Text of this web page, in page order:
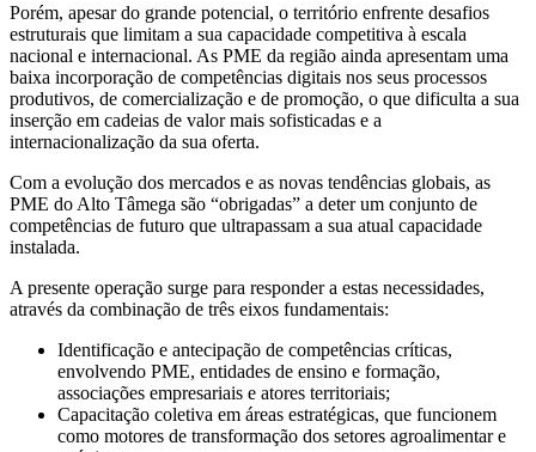
Porém, apesar do grande potencial, o território enfrente desafios
estruturais que limitam a sua capacidade competitiva à escala
nacional e internacional. As PME da região ainda apresentam uma
baixa incorporação de competências digitais nos seus processos
produtivos, de comercialização e de promoção, o que dificulta a sua
inserção em cadeias de valor mais sofisticadas e a
internacionalização da sua oferta.
Com a evolução dos mercados e as novas tendências globais, as
PME do Alto Tâmega são “obrigadas” a deter um conjunto de
competências de futuro que ultrapassam a sua atual capacidade
instalada.
A presente operação surge para responder a estas necessidades,
através da combinação de três eixos fundamentais:
Identificação e antecipação de competências críticas,
envolvendo PME, entidades de ensino e formação,
associações empresariais e atores territoriais;
Capacitação coletiva em áreas estratégicas, que funcionem
como motores de transformação dos setores agroalimentar e